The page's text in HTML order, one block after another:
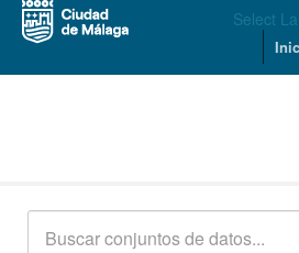
Select